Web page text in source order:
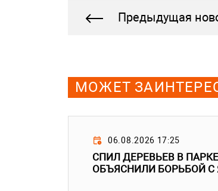
Предыдущая
МОЖЕТ
06.08.2026 17:25
СПИЛ ДЕРЕВЬЕВ В
ОБЪЯСНИЛИ БОРЬБОЙ С